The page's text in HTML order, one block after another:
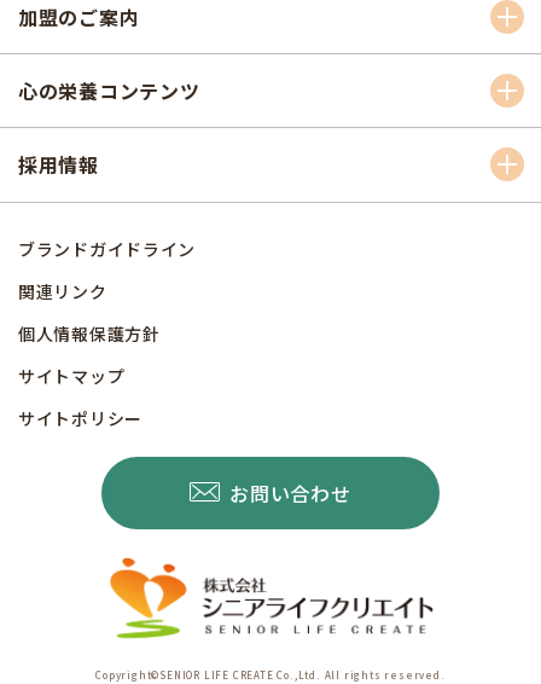
加盟のご案内
心の栄養コンテンツ
採用情報
ブランドガイドライン
関連リンク
個人情報保護方針
サイトマップ
サイトポリシー
お問い合わせ
Copyright©SENIOR LIFE CREATE Co.,Ltd. All rights reserved.